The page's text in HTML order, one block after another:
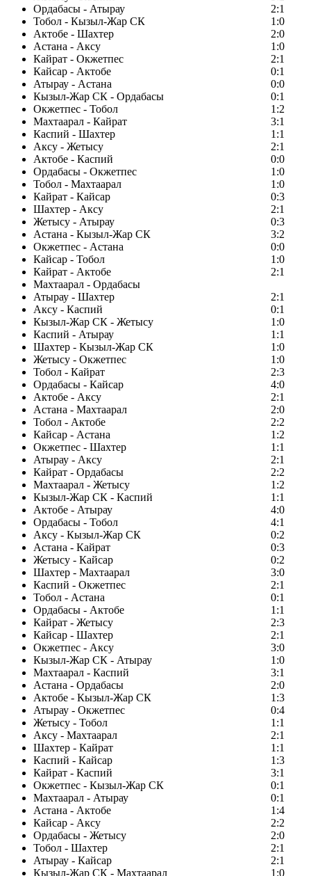
Ордабасы - Атырау
2:1
Тобол - Кызыл-Жар СК
1:0
Актобе - Шахтер
2:0
Астана - Аксу
1:0
Кайрат - Окжетпес
2:1
Кайсар - Актобе
0:1
Атырау - Астана
0:0
Кызыл-Жар СК - Ордабасы
0:1
Окжетпес - Тобол
1:2
Махтаарал - Кайрат
3:1
Каспий - Шахтер
1:1
Аксу - Жетысу
2:1
Актобе - Каспий
0:0
Ордабасы - Окжетпес
1:0
Тобол - Махтаарал
1:0
Кайрат - Кайсар
0:3
Шахтер - Аксу
2:1
Жетысу - Атырау
0:3
Астана - Кызыл-Жар СК
3:2
Окжетпес - Астана
0:0
Кайсар - Тобол
1:0
Кайрат - Актобе
2:1
Махтаарал - Ордабасы
Атырау - Шахтер
2:1
Аксу - Каспий
0:1
Кызыл-Жар СК - Жетысу
1:0
Каспий - Атырау
1:1
Шахтер - Кызыл-Жар СК
1:0
Жетысу - Окжетпес
1:0
Тобол - Кайрат
2:3
Ордабасы - Кайсар
4:0
Актобе - Аксу
2:1
Астана - Махтаарал
2:0
Тобол - Актобе
2:2
Кайсар - Астана
1:2
Окжетпес - Шахтер
1:1
Атырау - Аксу
2:1
Кайрат - Ордабасы
2:2
Махтаарал - Жетысу
1:2
Кызыл-Жар СК - Каспий
1:1
Актобе - Атырау
4:0
Ордабасы - Тобол
4:1
Аксу - Кызыл-Жар СК
0:2
Астана - Кайрат
0:3
Жетысу - Кайсар
0:2
Шахтер - Махтаарал
3:0
Каспий - Окжетпес
2:1
Тобол - Астана
0:1
Ордабасы - Актобе
1:1
Кайрат - Жетысу
2:3
Кайсар - Шахтер
2:1
Окжетпес - Аксу
3:0
Кызыл-Жар СК - Атырау
1:0
Махтаарал - Каспий
3:1
Астана - Ордабасы
2:0
Актобе - Кызыл-Жар СК
1:3
Атырау - Окжетпес
0:4
Жетысу - Тобол
1:1
Аксу - Махтаарал
2:1
Шахтер - Кайрат
1:1
Каспий - Кайсар
1:3
Кайрат - Каспий
3:1
Окжетпес - Кызыл-Жар СК
0:1
Махтаарал - Атырау
0:1
Астана - Актобе
1:4
Кайсар - Аксу
2:2
Ордабасы - Жетысу
2:0
Тобол - Шахтер
2:1
Атырау - Кайсар
2:1
Кызыл-Жар СК - Махтаарал
1:0